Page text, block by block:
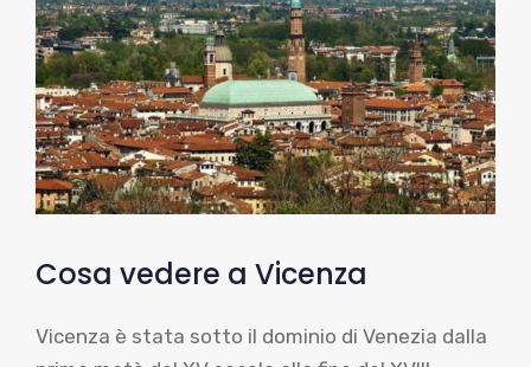
Cosa vedere a Vicenza
Vicenza è stata sotto il dominio di Venezia dalla